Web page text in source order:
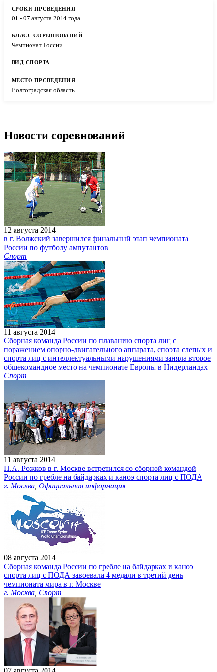
01 - 07 августа 2014 года
Чемпионат России
Волгоградская область
Новости соревнований
12 августа 2014
в г. Волжский завершился финальный этап чемпионата
России по футболу ампутантов
Спорт
11 августа 2014
Сборная команда России по плаванию спорта лиц с
поражением опорно-двигательного аппарата, спорта слепых и
спорта лиц с интеллектуальными нарушениями заняла второе
общекомандное место на чемпионате Европы в Нидерландах
Спорт
11 августа 2014
П.А. Рожков в г. Москве встретился со сборной командой
России по гребле на байдарках и каноэ спорта лиц с ПОДА
г. Москва Официальная информация
08 августа 2014
Сборная команда России по гребле на байдарках и каноэ
спорта лиц с ПОДА завоевала 4 медали в третий день
чемпионата мира в г. Москве
г. Москва Спорт